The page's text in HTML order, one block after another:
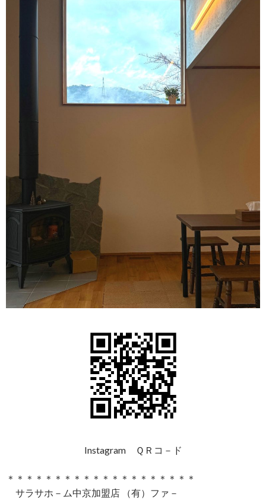
Instagram ＱＲコ－ド
＊＊＊＊＊＊＊＊＊＊＊＊＊＊＊＊＊＊＊＊
サラサホ－ム中京加盟店 （有）ファ－